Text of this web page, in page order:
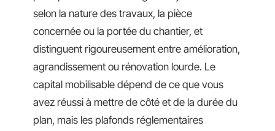
selon la nature des travaux, la pièce
concernée ou la portée du chantier, et
distinguent rigoureusement entre amélioration,
agrandissement ou rénovation lourde. Le
capital mobilisable dépend de ce que vous
avez réussi à mettre de côté et de la durée du
plan, mais les plafonds réglementaires